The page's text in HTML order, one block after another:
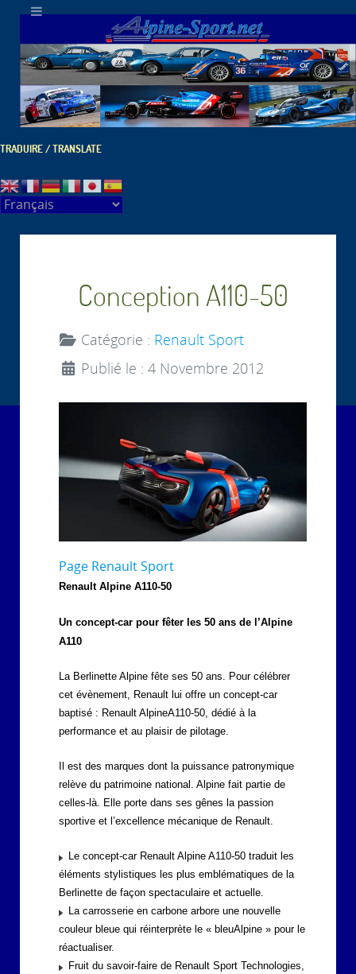
TRADUIRE / TRANSLATE
Conception A110-50
Catégorie : Renault Sport
Publié le : 4 Novembre 2012
Page Renault Sport
Renault Alpine A110-50
Un concept-car pour fêter les 50 ans de l’Alpine
A110
La Berlinette Alpine fête ses 50 ans. Pour célébrer
cet évènement, Renault lui offre un concept-car
baptisé : Renault AlpineA110-50, dédié à la
performance et au plaisir de pilotage.
Il est des marques dont la puissance patronymique
relève du patrimoine national. Alpine fait partie de
celles-là. Elle porte dans ses gênes la passion
sportive et l’excellence mécanique de Renault.
Le concept-car Renault Alpine A110-50 traduit les
éléments stylistiques les plus emblématiques de la
Berlinette de façon spectaculaire et actuelle.
La carrosserie en carbone arbore une nouvelle
couleur bleue qui réinterprète le « bleuAlpine » pour le
réactualiser.
Fruit du savoir-faire de Renault Sport Technologies,